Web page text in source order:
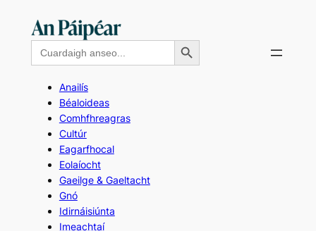
contentSearch
for:
Search Button
Anailís
Béaloideas
Comhfhreagras
Cultúr
Eagarfhocal
Eolaíocht
Gaeilge & Gaeltacht
Gnó
Idirnáisiúnta
Imeachtaí